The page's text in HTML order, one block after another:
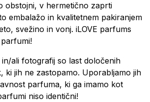
obstojni, v hermetično zaprti
embalažo in kvalitetnem pakiranjem
svežino in vonj. iLOVE parfums
ali fotografij so last določenih
ki jih ne zastopamo. Uporabljamo jih
parfuma, ki ga imamo kot
niso identični!